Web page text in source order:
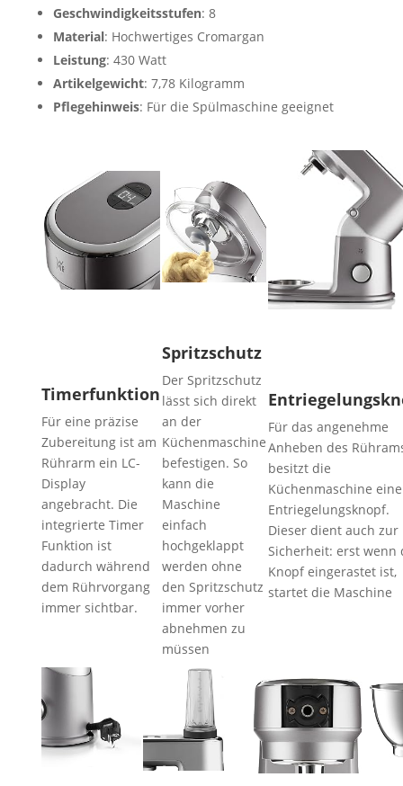
Geschwindigkeitsstufen: 8
Material: Hochwertiges Cromargan
Leistung: 430 Watt
Artikelgewicht: 7,78 Kilogramm
Pflegehinweis: Für die Spülmaschine geeignet
Timerfunktion
Für eine präzise
Zubereitung ist am
Rührarm ein LC-
Display
angebracht. Die
integrierte Timer
Funktion ist
dadurch während
dem Rührvorgang
immer sichtbar.
Spritzschutz
Der Spritzschutz
lässt sich direkt
an der
Küchenmaschine
befestigen. So
kann die
Maschine
einfach
hochgeklappt
werden ohne
den Spritzschutz
immer vorher
abnehmen zu
müssen
Für das angenehme
Anheben des
besitzt die
Küchenmaschine
Entriegelungsknopf.
Dieser dient auch zur
Sicherheit: erst wenn
Knopf eingerastet ist,
startet die Maschine